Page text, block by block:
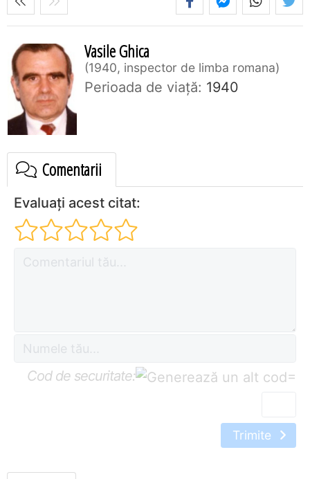
Vasile Ghica
1940, inspector de limba romana
Perioada de viaţă: 1940
Comentarii
Evaluați acest citat:
Cod de securitate: =
Trimite